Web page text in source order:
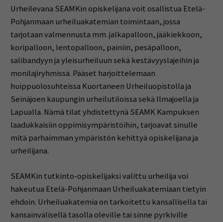
Urheilevana SEAMKin opiskelijana voit osallistua Etelä-
Pohjanmaan urheiluakatemian toimintaan, jossa
tarjotaan valmennusta mm. jalkapalloon, jääkiekkoon,
koripalloon, lentopalloon, painiin, pesäpalloon,
salibandyyn ja yleisurheiluun sekä kestävyyslajeihin ja
monilajiryhmissä. Pääset harjoittelemaan
huippuolosuhteissa Kuortaneen Urheiluopistolla ja
Seinäjoen kaupungin urheilutiloissa sekä Ilmajoella ja
Lapualla. Nämä tilat yhdistettynä SEAMK Kampuksen
laadukkaisiin oppimisympäristöihin, tarjoavat sinulle
mitä parhaimman ympäristön kehittyä opiskelijana ja
urheilijana.
SEAMKin tutkinto-opiskelijaksi valittu urheilija voi
hakeutua Etelä-Pohjanmaan Urheiluakatemiaan tietyin
ehdoin. Urheiluakatemia on tarkoitettu kansallisella tai
kansainvälisellä tasolla oleville tai sinne pyrkiville